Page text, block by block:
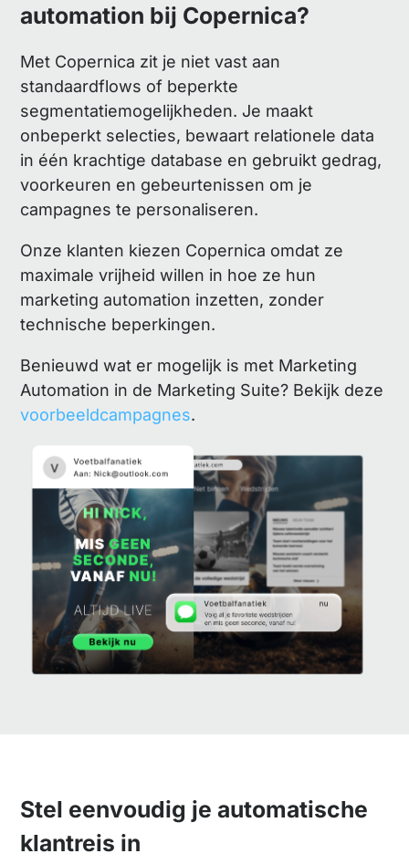
automation bij Copernica?
Met Copernica zit je niet vast aan
standaardflows of beperkte
segmentatiemogelijkheden. Je maakt
onbeperkt selecties, bewaart relationele data
in één krachtige database en gebruikt gedrag,
voorkeuren en gebeurtenissen om je
campagnes te personaliseren.
Onze klanten kiezen Copernica omdat ze
maximale vrijheid willen in hoe ze hun
marketing automation inzetten, zonder
technische beperkingen.
Benieuwd wat er mogelijk is met Marketing
Automation in de Marketing Suite? Bekijk deze
voorbeeldcampagnes.
Stel eenvoudig je automatische
klantreis in